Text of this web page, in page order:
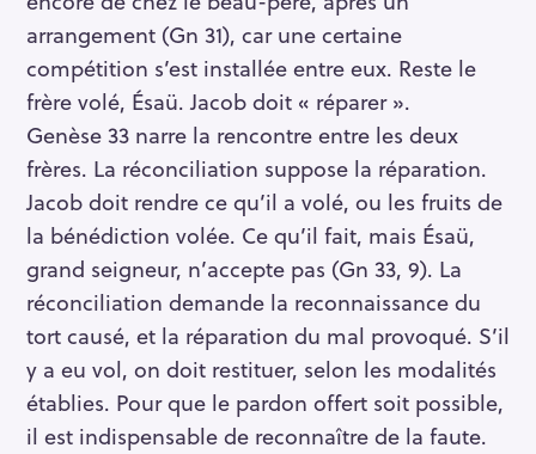
arrangement (Gn 31), car une certaine
compétition s’est installée entre eux. Reste le
frère volé, Ésaü. Jacob doit « réparer ».
Genèse 33 narre la rencontre entre les deux
frères. La réconciliation suppose la réparation.
Jacob doit rendre ce qu’il a volé, ou les fruits de
la bénédiction volée. Ce qu’il fait, mais Ésaü,
grand seigneur, n’accepte pas (Gn 33, 9). La
réconciliation demande la reconnaissance du
tort causé, et la réparation du mal provoqué. S’il
y a eu vol, on doit restituer, selon les modalités
établies. Pour que le pardon offert soit possible,
il est indispensable de reconnaître de la faute.